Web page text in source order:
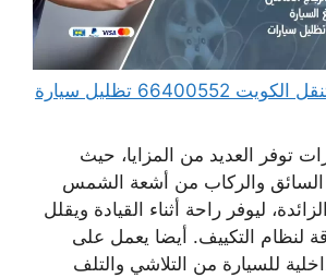
تظليل سيارات متنقل الكويت 66400552 تظليل سيارة
توفر العديد من المزايا، حيث
والركاب من أشعة الشمس
ليوفر راحة أثناء القيادة ويقلل
لنظام التكييف. أيضا يعمل على
للسيارة من التلاشي والتلف